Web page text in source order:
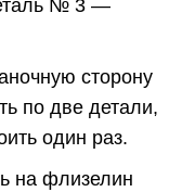
№ 3 —
сторону
по две детали,
один раз.
на флизелин